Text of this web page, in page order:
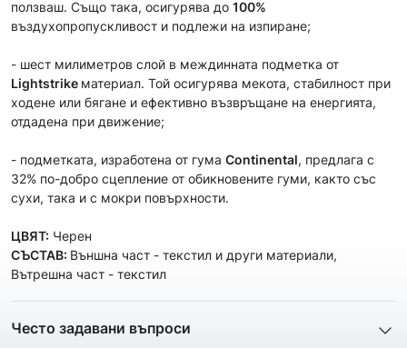
ползваш. Също така, осигурява до 100%
въздухопропускливост и подлежи на изпиране;
- шест милиметров слой в междинната подметка от
Lightstrike материал. Той осигурява мекота, стабилност при
ходене или бягане и ефективно възвръщане на енергията,
отдадена при движение;
- подметката, изработена от гума Continental, предлага с
32% по-добро сцепление от обикновените гуми, както със
сухи, така и с мокри повърхности.
ЦВЯТ: Черен
СЪСТАВ: Външна част - текстил и други материали,
Вътрешна част - текстил
Често задавани въпроси